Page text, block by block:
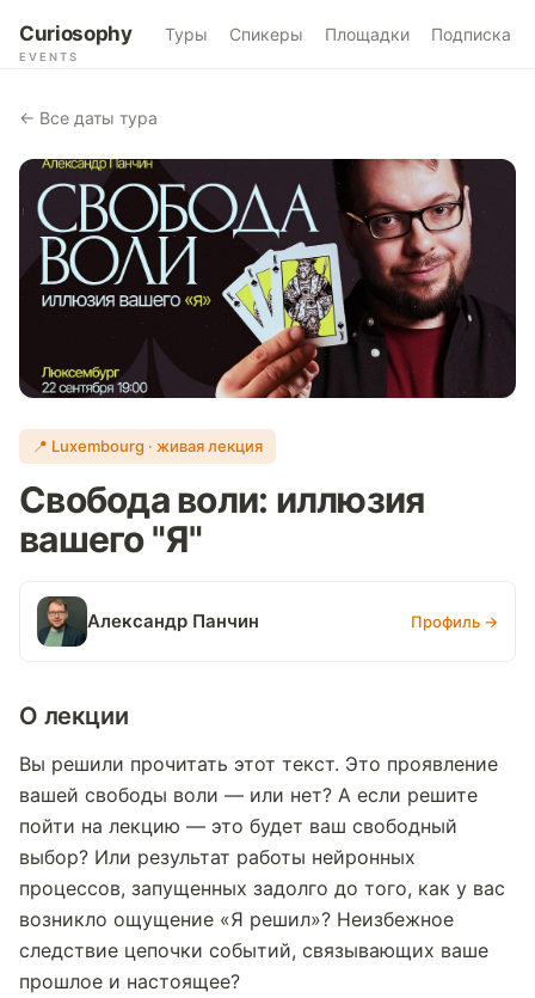
Curiosophy
EVENTS
Туры Спикеры Площадки Подписка
← Все даты тура
📍 Luxembourg · живая лекция
Свобода воли: иллюзия
вашего "Я"
Александр Панчин Профиль →
О лекции
Вы решили прочитать этот текст. Это проявление
вашей свободы воли — или нет? А если решите
пойти на лекцию — это будет ваш свободный
выбор? Или результат работы нейронных
процессов, запущенных задолго до того, как у вас
возникло ощущение «Я решил»? Неизбежное
следствие цепочки событий, связывающих ваше
прошлое и настоящее?